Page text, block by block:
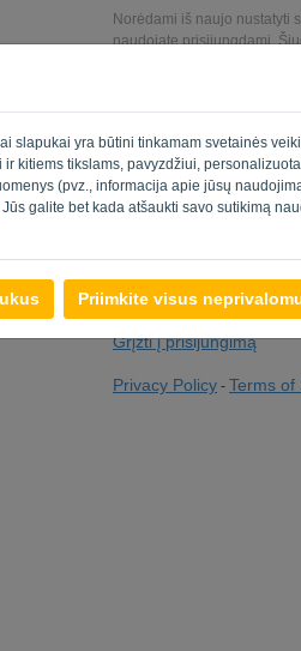
slapukai yra būtini tinkamam svetainės
kitiems tikslams, pavyzdžiui,
(pvz., informacija apie jūsų
. Jūs galite bet kada atšaukti savo sutikimą
Priimkite visus
Norėdami iš naujo nustatyti
naudojate prisijungdami.
Ar jūs ne kompiuteris?
Grįžti į prisijungimą
Privacy Policy - Terms of